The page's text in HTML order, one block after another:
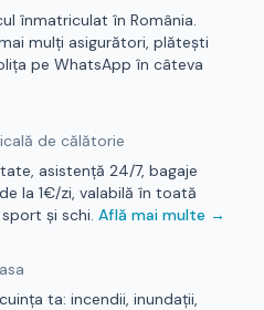
înmatriculat în România.
mulți asigurători, plătești
pe WhatsApp în câteva
de călătorie
asistență 24/7, bagaje
la 1€/zi, valabilă în toată
și schi. Află mai multe →
ta: incendii, inundații,